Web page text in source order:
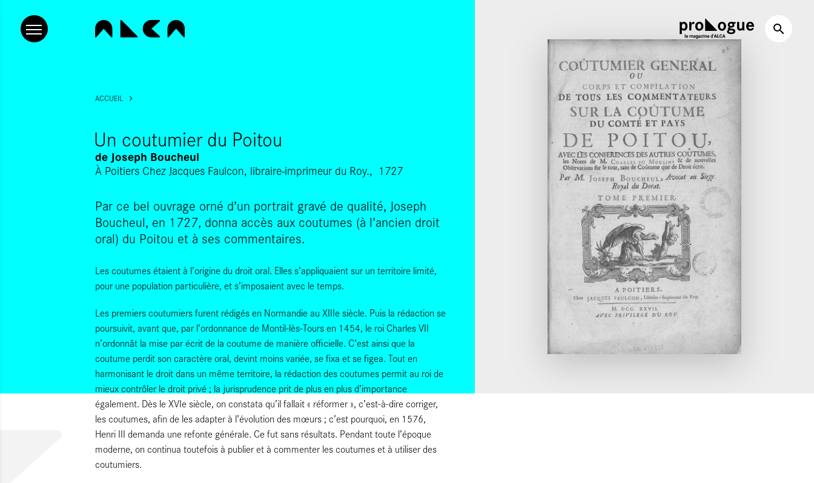
ACCUEIL
Un coutumier du Poitou
de Joseph Boucheul
À Poitiers Chez Jacques Faulcon, libraire-imprimeur du Roy. 1727
Par ce bel ouvrage orné d’un portrait gravé de qualité, Joseph
Boucheul, en 1727, donna accès aux coutumes (à l’ancien droit
oral) du Poitou et à ses commentaires.
Les coutumes étaient à l’origine du droit oral. Elles s’appliquaient sur un territoire limité,
pour une population particulière, et s’imposaient avec le temps.
Les premiers coutumiers furent rédigés en Normandie au XIIIe siècle. Puis la rédaction se
poursuivit, avant que, par l’ordonnance de Montil-lès-Tours en 1454, le roi Charles VII
n’ordonnât la mise par écrit de la coutume de manière officielle. C’est ainsi que la
coutume perdit son caractère oral, devint moins variée, se fixa et se figea. Tout en
harmonisant le droit dans un même territoire, la rédaction des coutumes permit au roi de
mieux contrôler le droit privé ; la jurisprudence prit de plus en plus d’importance
également. Dès le XVIe siècle, on constata qu’il fallait « réformer », c’est-à-dire corriger,
les coutumes, afin de les adapter à l’évolution des mœurs ; c’est pourquoi, en 1576,
Henri III demanda une refonte générale. Ce fut sans résultats. Pendant toute l’époque
moderne, on continua toutefois à publier et à commenter les coutumes et à utiliser des
coutumiers.